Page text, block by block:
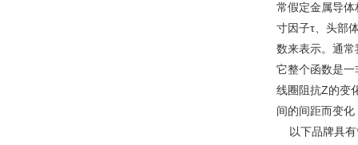
常假定金属导
寸因子τ、头部
数来表示。通
它整个函数是一
线圈阻抗Z的变
间的间距而变
以下品牌具有